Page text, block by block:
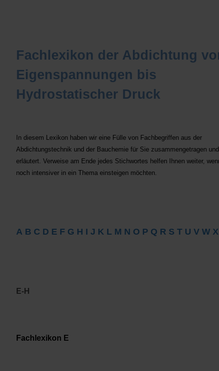
Fachlexikon der Abdichtung
Eigenspannungen bis
Hydrostatischer Druck
In diesem Lexikon haben wir eine Fülle von Fachbegriffen aus der
Abdichtungstechnik und der Bauchemie für Sie zusammengetragen und
erläutert. Verweise am Ende jedes Stichwortes helfen Ihnen weiter,
noch intensiver in ein Thema einsteigen möchten.
A B C D E F G H I J K L M N O P Q R S T U V W X
E-H
Fachlexikon E